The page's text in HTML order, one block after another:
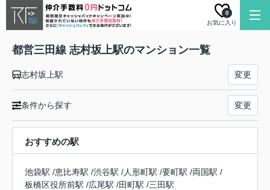
お気に入り
0
都営三田線 志村坂上駅のマンション一覧
志村坂上駅 変更
条件から探す 変更
おすすめの駅
池袋駅 /恵比寿駅 /渋谷駅 /人形町駅 /要町駅 /両国駅 /
板橋区役所前駅 /広尾駅 /田町駅 /三田駅